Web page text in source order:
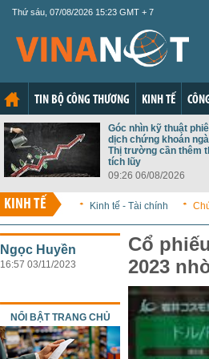
Thứ sáu, 07/08/2026 15:23 GMT + 7
TIN BỘ CÔNG THƯƠNG KINH TẾ
Góc nhìn kỹ thuật
dịch chứng khoán
Thị trường cần thêm
tích lũy
09:26 06/08/2026
KINH TẾ Kinh tế - Tài chính
Cổ
2023
Ngọc Huyền
16:57 03/11/2023
NỔI BẬT TRANG CHỦ